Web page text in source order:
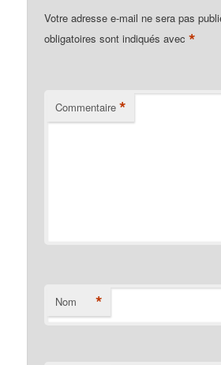
Votre adresse e-mail ne sera pas
obligatoires sont indiqués avec*
Commentaire *
Nom *